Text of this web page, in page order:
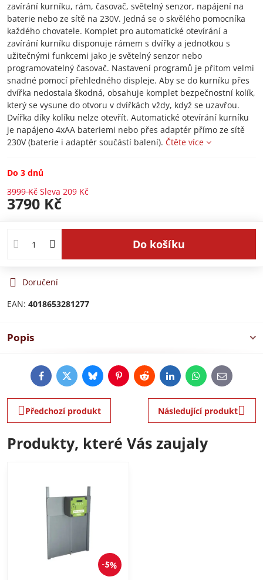
zavírání kurníku, rám, časovač, světelný senzor, napájení na
baterie nebo ze sítě na 230V. Jedná se o skvělého pomocníka
každého chovatele. Komplet pro automatické otevírání a
zavírání kurníku disponuje rámem s dvířky a jednotkou s
užitečnými funkcemi jako je světelný senzor nebo
programovatelný časovač. Nastavení programů je přitom velmi
snadné pomocí přehledného displeje. Aby se do kurníku přes
dvířka nedostala škodná, obsahuje komplet bezpečnostní kolík,
který se vysune do otvoru v dvířkách vždy, když se uzavřou.
Dvířka díky kolíku nelze otevřít. Automatické otevírání kurníku
je napájeno 4xAA bateriemi nebo přes adaptér přímo ze sítě
230V (baterie i adaptér součástí balení). Čtěte více
Do 3 dnů
3999 Kč Sleva 209 Kč
3790 Kč
Do košíku
Doručení
EAN: 4018653281277
Popis
FacebookTwitterBlueskyPinterestRedditLinkedInWhatsApp
E-
mail
Předchozí produkt Následující produkt
Produkty, které Vás zaujaly
5%